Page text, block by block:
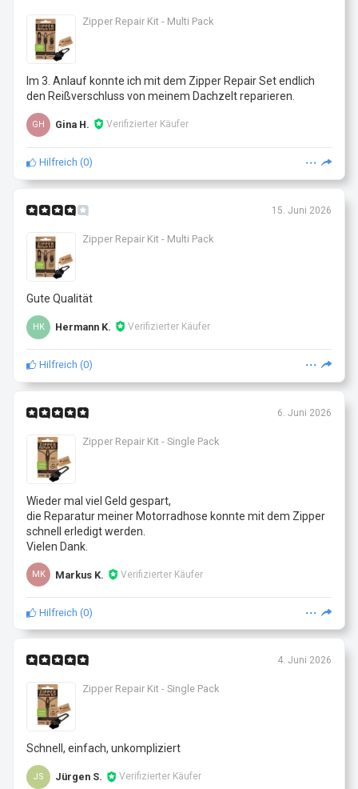
Zipper Repair Kit - Multi Pack
Im 3. Anlauf konnte ich mit dem Zipper Repair Set endlich
den Reißverschluss von meinem Dachzelt reparieren.
GH Gina H. Verifizierter Käufer
Hilfreich (0)
15. Juni 2026
Zipper Repair Kit - Multi Pack
Gute Qualität
HK Hermann K. Verifizierter Käufer
Hilfreich (0)
6. Juni 2026
Zipper Repair Kit - Single Pack
Wieder mal viel Geld gespart,
die Reparatur meiner Motorradhose konnte mit dem Zipper
schnell erledigt werden.
Vielen Dank.
MK Markus K. Verifizierter Käufer
Hilfreich (0)
4. Juni 2026
Zipper Repair Kit - Single Pack
Schnell, einfach, unkompliziert
JS Jürgen S. Verifizierter Käufer